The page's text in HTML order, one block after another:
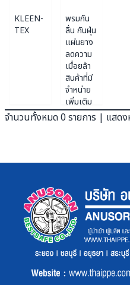
KLEEN-
TEX
พรมกัน
ลื่น กันฝุ่น
แผ่นยาง
ลดความ
เมื่อยล้า
สินค้าที่มี
จำหน่าย
เพิ่มเติม
จำนวนทั้งหมด 0 รายการ | แสดง